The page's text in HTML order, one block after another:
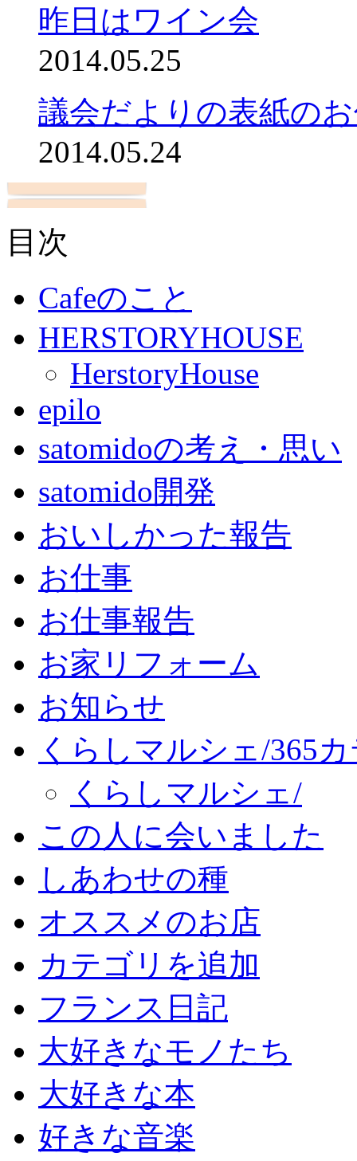
昨日はワイン会
2014.05.25
議会だよりの表紙の
2014.05.24
目次
Cafeのこと
HERSTORYHOUSE
HerstoryHouse
epilo
satomidoの考え・思い
satomido開発
おいしかった報告
お仕事
お仕事報告
お家リフォーム
お知らせ
くらしマルシェ/365
くらしマルシェ/
この人に会いました
しあわせの種
オススメのお店
カテゴリを追加
フランス日記
大好きなモノたち
大好きな本
好きな音楽